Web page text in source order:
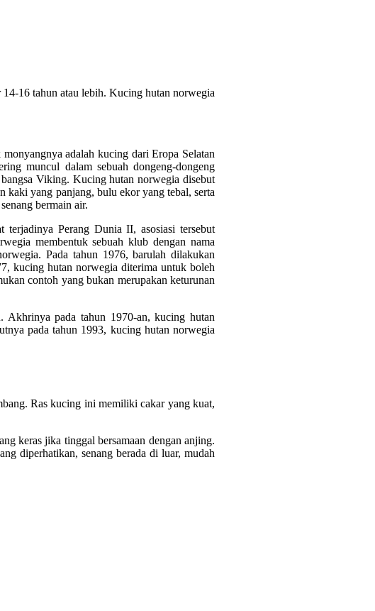
16 tahun atau lebih. Kucing hutan norwegia
adalah kucing dari Eropa Selatan
muncul dalam sebuah dongeng-dongeng
Viking. Kucing hutan norwegia disebut
kaki yang panjang, bulu ekor yang tebal, serta
bermain air.
terjadinya Perang Dunia II, asosiasi tersebut
membentuk sebuah klub dengan nama
Pada tahun 1976, barulah dilakukan
kucing hutan norwegia diterima untuk boleh
contoh yang bukan merupakan keturunan
Akhrinya pada tahun 1970-an, kucing hutan
pada tahun 1993, kucing hutan norwegia
Ras kucing ini memiliki cakar yang kuat,
keras jika tinggal bersamaan dengan anjing.
diperhatikan, senang berada di luar, mudah